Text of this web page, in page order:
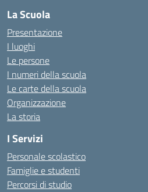
La Scuola
Presentazione
I luoghi
Le persone
I numeri della scuola
Le carte della scuola
Organizzazione
La storia
I Servizi
Personale scolastico
Famiglie e studenti
Percorsi di studio